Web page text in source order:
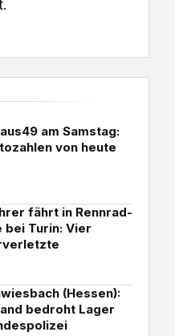
am Samstag:
von heute
fährt in Rennrad-
bei Turin: Vier
(Hessen):
bedroht Lager